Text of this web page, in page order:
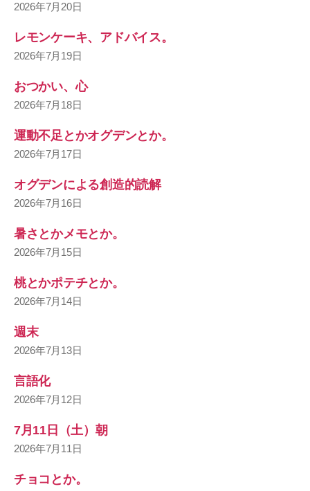
2026年7月20日
レモンケーキ、アドバイス。
2026年7月19日
おつかい、心
2026年7月18日
運動不足とかオグデンとか。
2026年7月17日
オグデンによる創造的読解
2026年7月16日
暑さとかメモとか。
2026年7月15日
桃とかポテチとか。
2026年7月14日
週末
2026年7月13日
言語化
2026年7月12日
7月11日（土）朝
2026年7月11日
チョコとか。